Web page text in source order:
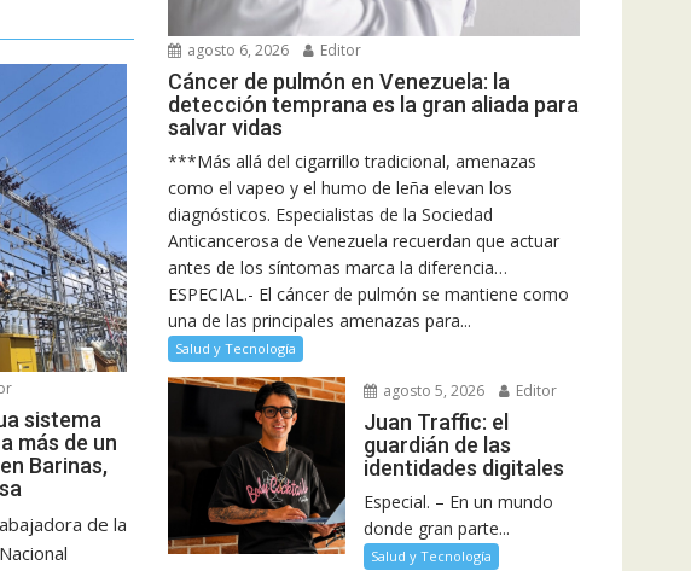
sistema
más de un
Barinas,
de la
agosto 6, 2026 Editor
Cáncer de pulmón en Venezuela: la
detección temprana es la gran aliada para
salvar vidas
***Más allá del cigarrillo tradicional, amenazas
como el vapeo y el humo de leña elevan los
diagnósticos. Especialistas de la Sociedad
Anticancerosa de Venezuela recuerdan que actuar
antes de los síntomas marca la diferencia…
ESPECIAL.- El cáncer de pulmón se mantiene como
una de las principales amenazas para...
Salud y Tecnología
agosto 5, 2026 Editor
Juan Traffic: el
guardián de las
identidades digitales
Especial. – En un mundo
donde gran parte...
Salud y Tecnología